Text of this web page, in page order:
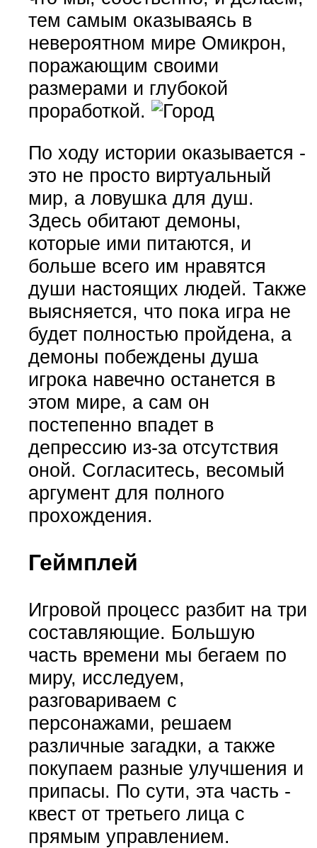
тем самым оказываясь в
невероятном мире Омикрон,
поражающим своими
размерами и глубокой
проработкой.
По ходу истории оказывается -
это не просто виртуальный
мир, а ловушка для душ.
Здесь обитают демоны,
которые ими питаются, и
больше всего им нравятся
души настоящих людей. Также
выясняется, что пока игра не
будет полностью пройдена, а
демоны побеждены душа
игрока навечно останется в
этом мире, а сам он
постепенно впадет в
депрессию из-за отсутствия
оной. Согласитесь, весомый
аргумент для полного
прохождения.
Геймплей
Игровой процесс разбит на три
составляющие. Большую
часть времени мы бегаем по
миру, исследуем,
разговариваем с
персонажами, решаем
различные загадки, а также
покупаем разные улучшения и
припасы. По сути, эта часть -
квест от третьего лица с
прямым управлением.